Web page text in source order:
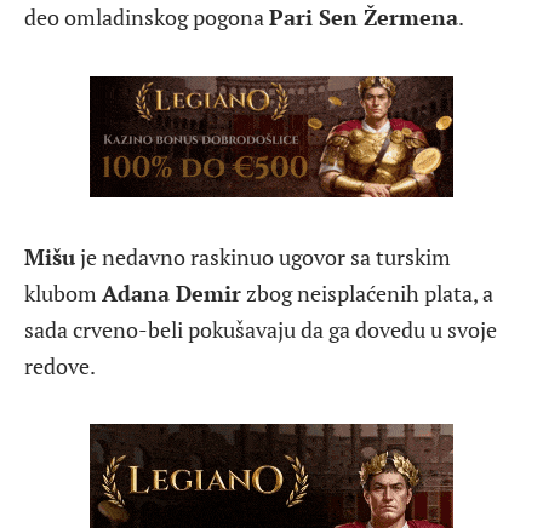
deo omladinskog pogonaPari Sen Žermena.
Mišuje nedavno raskinuo ugovor sa turskim
klubom Adana Demir zbog neisplaćenih plata, a
sada crveno-beli pokušavaju da ga dovedu u svoje
redove.